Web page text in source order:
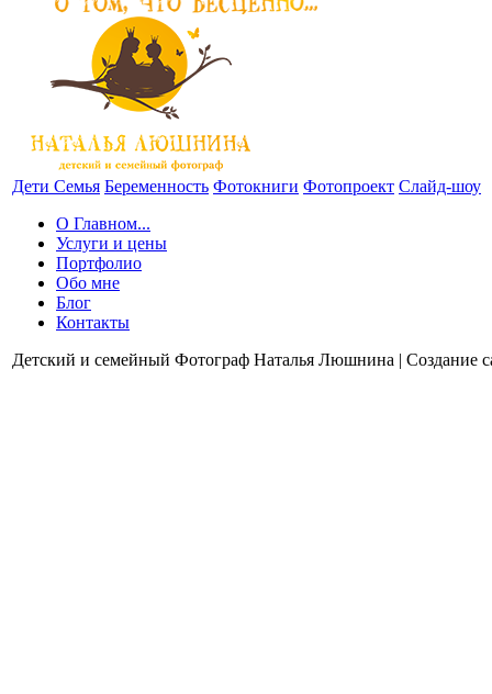
Дети Семья Беременность Фотокниги Фотопроект Слайд-шоу
О Главном...
Услуги и цены
Портфолио
Обо мне
Блог
Контакты
Детский и семейный Фотограф Наталья Люшнина | Создание